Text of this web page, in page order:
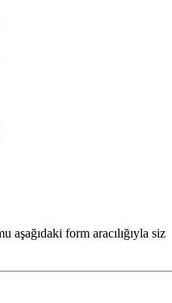
aşağıdaki form aracılığıyla siz